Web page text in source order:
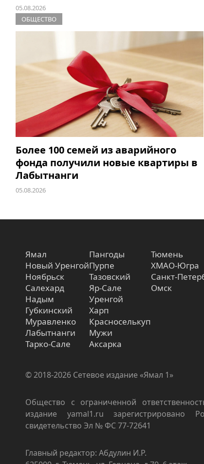
05.08.2026
ОБЩЕСТВО
Более 100 семей из аварийного
фонда получили новые квартиры в
Лабытнанги
05.08.2026
Ямал
Новый Уренгой
Ноябрьск
Салехард
Надым
Губкинский
Муравленко
Лабытнанги
Тарко-Сале
Пангоды
Пурпе
Тазовский
Яр-Сале
Уренгой
Харп
Красноселькуп
Мужи
Аксарка
Тюмень
ХМАО-Югра
Санкт-
Омск
© 2018-2026 Сетевое издание «Ямал 1»
Общество с ограниченной
издание yamal1.ru зарегистрировано
свидетельство Эл № ФС 77-72641
Главный редактор: Абдулин И.Р.